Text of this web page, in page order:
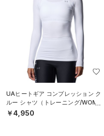
UAヒートギア コンプレッション ク
ルー シャツ（トレーニング/WOME
N）
￥4,950